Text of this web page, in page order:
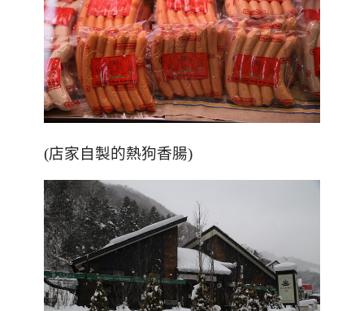
(店家自製的熱狗香腸)